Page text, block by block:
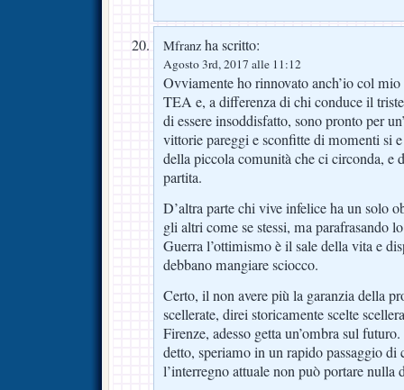
Mfranz ha scritto:
Agosto 3rd, 2017 alle 11:12
Ovviamente ho rinnovato anch’io col
TEA e, a differenza di chi conduce il
di essere insoddisfatto, sono pronto per
vittorie pareggi e sconfitte di momenti si
della piccola comunità che ci circonda, e
partita.
D’altra parte chi vive infelice ha un solo
gli altri come se stessi, ma parafrasando
Guerra l’ottimismo è il sale della vita e
debbano mangiare sciocco.
Certo, il non avere più la garanzia della
scellerate, direi storicamente scelte
Firenze, adesso getta un’ombra sul
detto, speriamo in un rapido passaggio di
l’interregno attuale non può portare nulla